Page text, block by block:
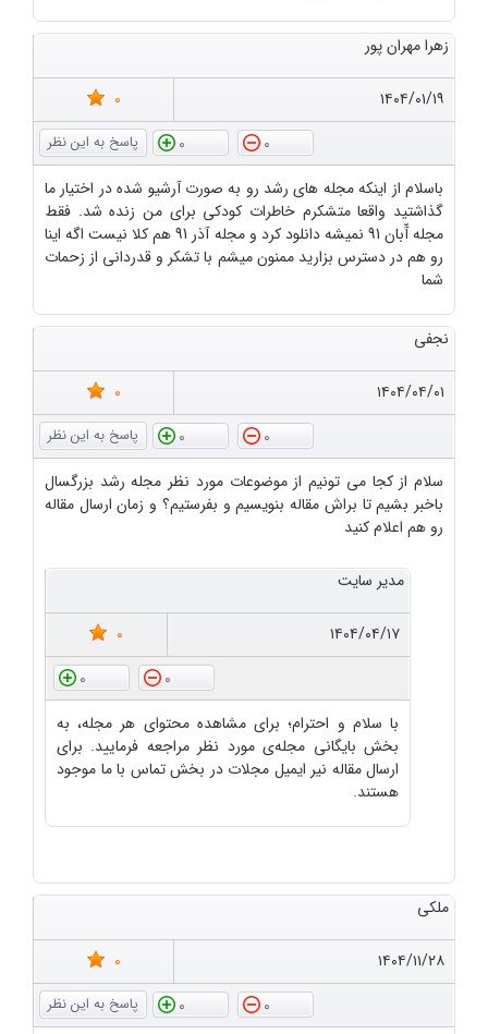
زهرا مهران پور
۱۴۰۴/۰۱/۱۹
0
0
0
باسلام از اینکه مجله های رشد رو به صورت آرشیو شده در اختیار ما
گذاشتید واقعا متشکرم خاطرات کودکی برای من زنده شد. فقط
مجله آّبان 91 نمیشه دانلود کرد و مجله آذر 91 هم کلا نیست اگه اینا
رو هم در دسترس بزارید ممنون میشم با تشکر و قدردانی از زحمات
شما
نجفی
۱۴۰۴/۰۴/۰۱
0
0
0
سلام از کجا می تونیم از موضوعات مورد نظر مجله رشد بزرگسال
باخبر بشیم تا براش مقاله بنویسیم و بفرستیم؟ و زمان ارسال مقاله
رو هم اعلام کنید
مدیر سایت
۱۴۰۴/۰۴/۱۷
0
0
0
با سلام و احترام؛ برای مشاهده محتوای هر مجله، به
بخش بایگانی مجله‌ی مورد نظر مراجعه فرمایید. برای
ارسال مقاله نیر ایمیل مجلات در بخش تماس با ما موجود
هستند.
ملکی
۱۴۰۴/۱۱/۲۸
0
0
0